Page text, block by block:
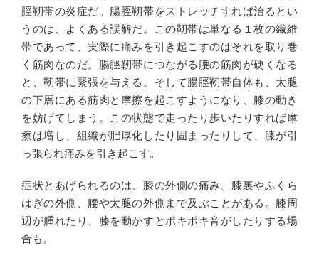
脛靭帯の炎症だ。腸脛靭帯をストレッチすれば治るとい
うのは、よくある誤解だ。この靭帯は単なる１枚の繊維
帯であって、実際に痛みを引き起こすのはそれを取り巻
く筋肉なのだ。腸脛靭帯につながる腰の筋肉が硬くなる
と、靭帯に緊張を与える。そして腸脛靭帯自体も、太腿
の下層にある筋肉と摩擦を起こすようになり、膝の動き
を妨げてしまう。この状態で走ったり歩いたりすれば摩
擦は増し、組織が肥厚化したり固まったりして、膝が引
っ張られ痛みを引き起こす。
症状とあげられるのは、膝の外側の痛み。膝裏やふくら
はぎの外側、腰や太腿の外側まで及ぶことがある。膝周
辺が腫れたり、膝を動かすとポキポキ音がしたりする場
合も。